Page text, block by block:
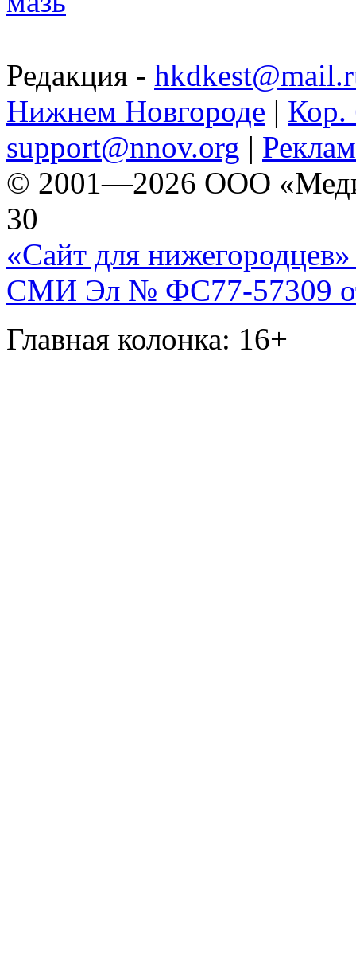
Редакция -
Нижнем Новгороде | Кор.
support@nnov.org |
© 2001—2026 ООО
30
«Сайт для нижегородцев»
СМИ Эл № ФС77-57309
Главная колонка: 16+